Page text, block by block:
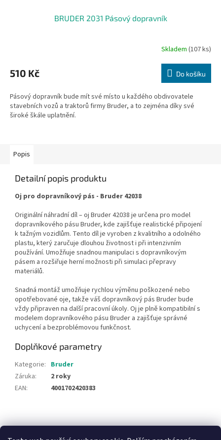
BRUDER 2031 Pásový dopravník
Skladem (107 ks)
510 Kč Do košíku
Pásový dopravník bude mít své místo u každého obdivovatele
stavebních vozů a traktorů firmy Bruder, a to zejména díky své
široké škále uplatnění.
Popis
Detailní popis produktu
Oj pro dopravníkový pás - Bruder 42038
Originální náhradní díl – oj Bruder 42038 je určena pro model
dopravníkového pásu Bruder, kde zajišťuje realistické připojení
k tažným vozidlům. Tento díl je vyroben z kvalitního a odolného
plastu, který zaručuje dlouhou životnost i při intenzivním
používání. Umožňuje snadnou manipulaci s dopravníkovým
pásem a rozšiřuje herní možnosti při simulaci přepravy
materiálů.
Snadná montáž umožňuje rychlou výměnu poškozené nebo
opotřebované oje, takže váš dopravníkový pás Bruder bude
vždy připraven na další pracovní úkoly. Oj je plně kompatibilní s
modelem dopravníkového pásu Bruder a zajišťuje správné
uchycení a bezproblémovou funkčnost.
Doplňkové parametry
Kategorie: Bruder
Záruka:
2 roky
EAN: 4001702420383
á